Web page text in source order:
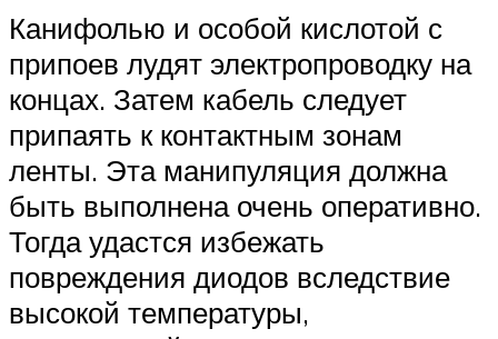
Канифолью и особой кислотой с
припоев лудят электропроводку на
концах. Затем кабель следует
припаять к контактным зонам
ленты. Эта манипуляция должна
быть выполнена очень оперативно.
Тогда удастся избежать
повреждения диодов вследствие
высокой температуры,